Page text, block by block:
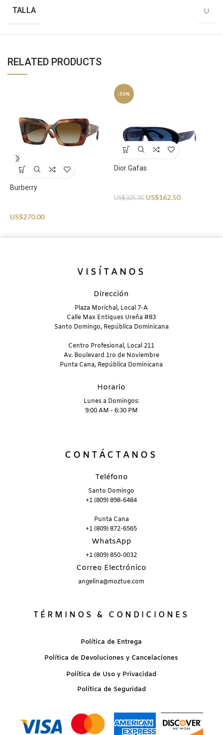
TALLA U
RELATED PRODUCTS
Burberry
US$270.00
-50%
Dior Gafas
US$325.00 US$162.50
VISÍTANOS
Dirección
Plaza Morichal, Local 7-A
Calle Max Entiques Ureña #83
Santo Domingo, República Dominicana
Centro Profesional, Local 211
Av. Boulevard 1ro de Noviembre
Punta Cana, República Dominicana
Horario
Lunes a Domingos:
9:00 AM - 6:30 PM
CONTÁCTANOS
Teléfono
Santo Domingo
+1 (809) 898-6484
Punta Cana
+1 (809) 872-6565
WhatsApp
+1 (809) 850-0032
Correo Electrónico
angelina@moztue.com
TÉRMINOS & CONDICIONES
Política de Entrega
Política de Devoluciones y Cancelaciones
Política de Uso y Privacidad
Política de Seguridad